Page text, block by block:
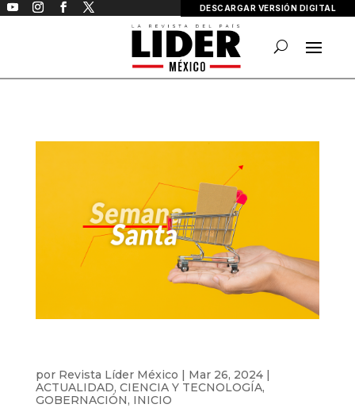
DESCARGAR VERSIÓN DIGITAL
por Revista Líder México | Mar 26, 2024|
ACTUALIDAD, CIENCIA Y TECNOLOGÍA,
GOBERNACIÓN, INICIO